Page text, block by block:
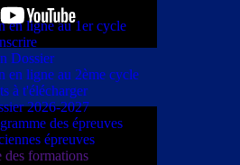
en ligne au 1er cycle
Dossier
en ligne au 2ème cycle
à t'élécharger
2026-2027
des épreuves
épreuves
des formations